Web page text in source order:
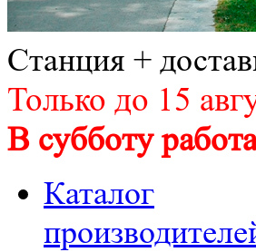
Станция +
Только до 15
В субботу
Каталог